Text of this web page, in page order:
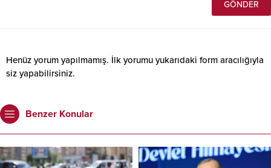
Henüz yorum yapılmamış. İlk yorumu yukarıdaki form aracılığıyla
siz yapabilirsiniz.
Benzer Konular